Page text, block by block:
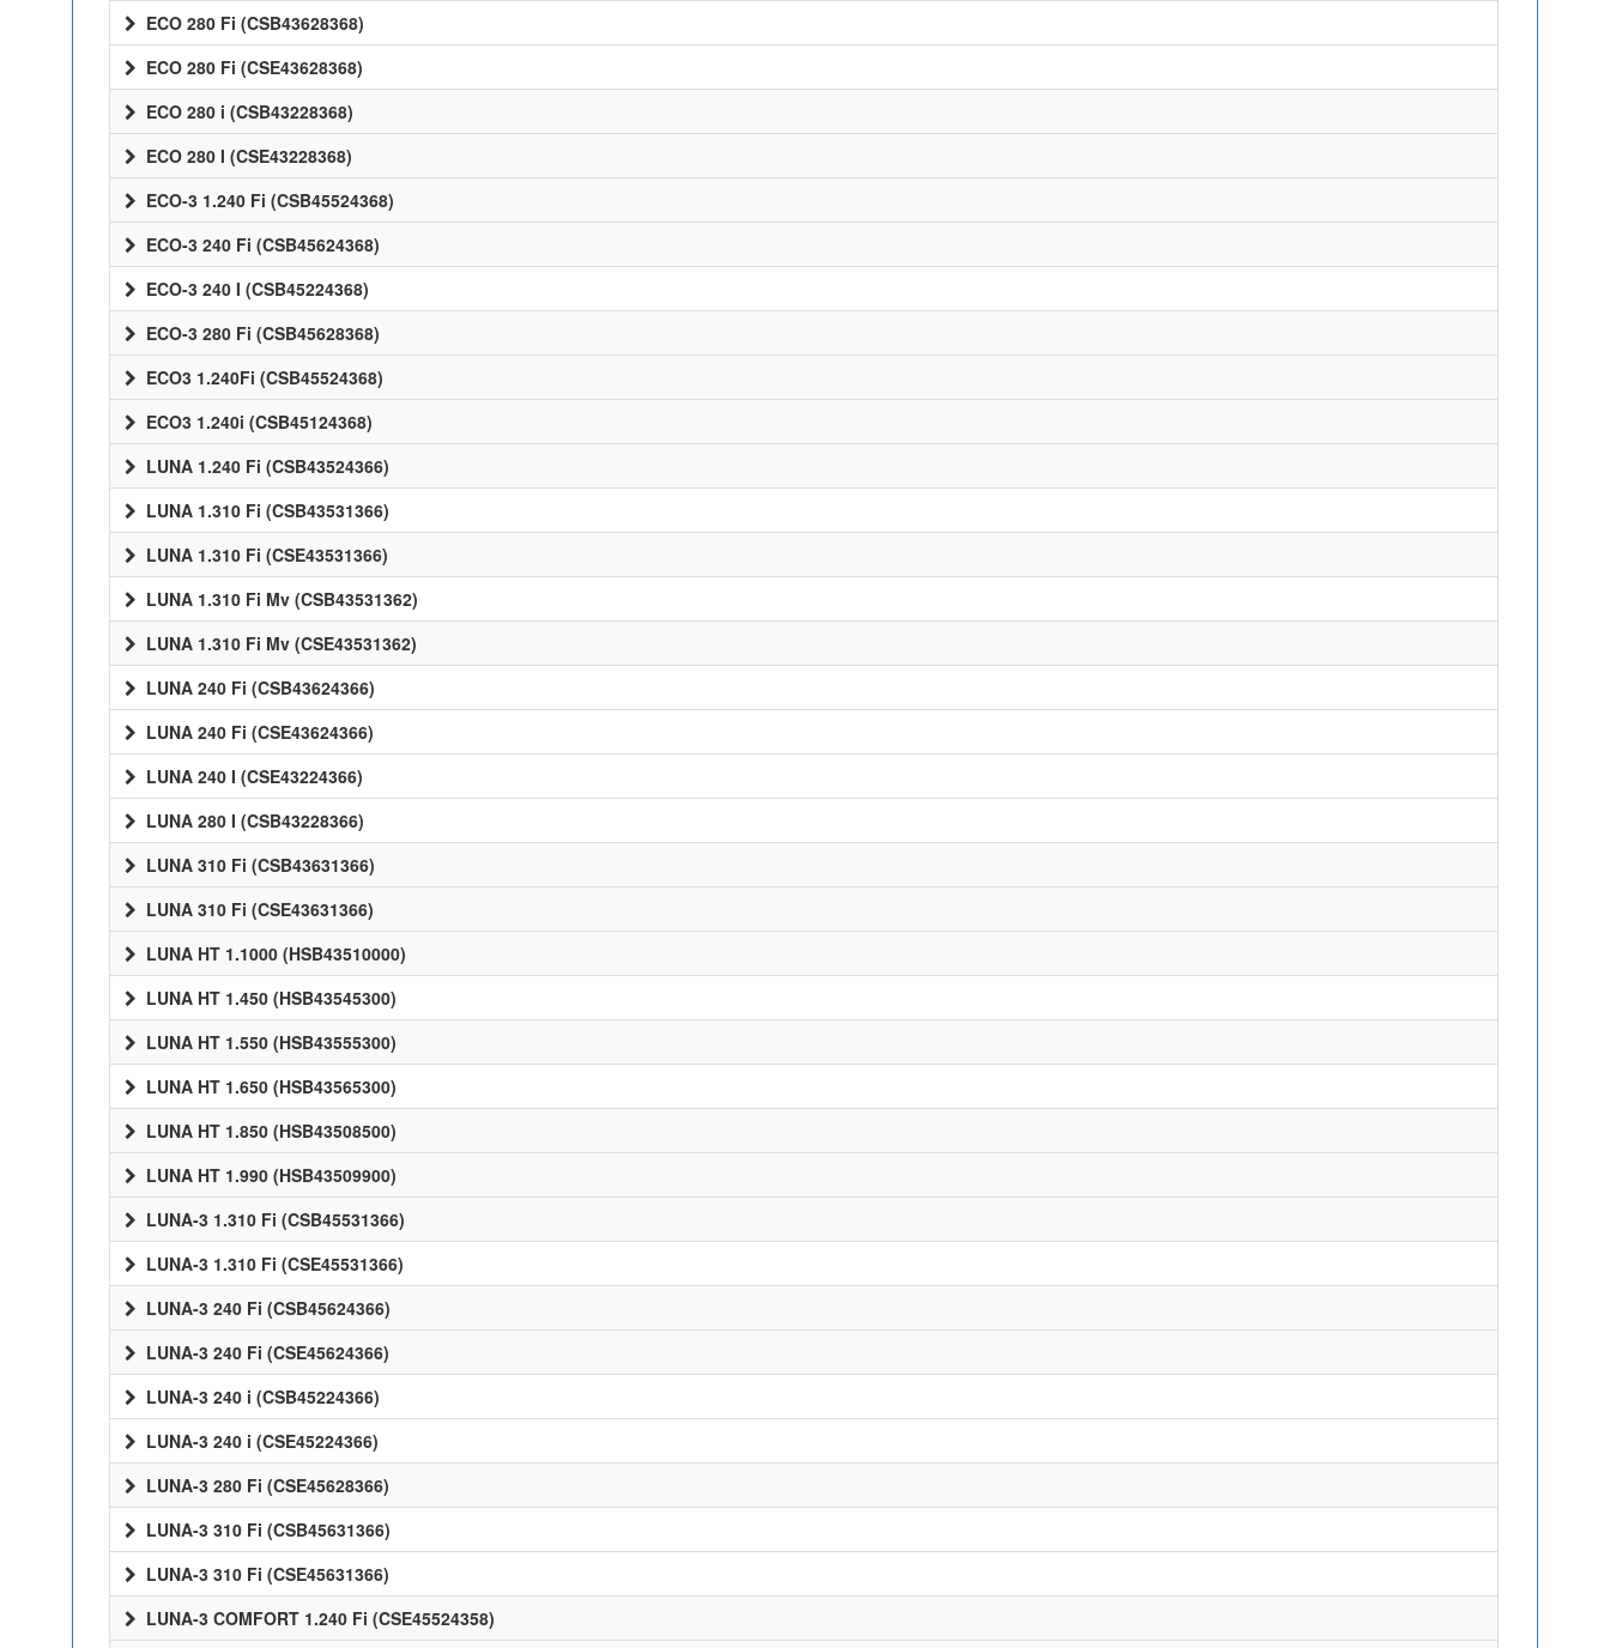
ECO 280 Fi (CSB43628368)
ECO 280 Fi (CSE43628368)
ECO 280 i (CSB43228368)
ECO 280 I (CSE43228368)
ECO-3 1.240 Fi (CSB45524368)
ECO-3 240 Fi (CSB45624368)
ECO-3 240 I (CSB45224368)
ECO-3 280 Fi (CSB45628368)
ECO3 1.240Fi (CSB45524368)
ECO3 1.240i (CSB45124368)
LUNA 1.240 Fi (CSB43524366)
LUNA 1.310 Fi (CSB43531366)
LUNA 1.310 Fi (CSE43531366)
LUNA 1.310 Fi Mv (CSB43531362)
LUNA 1.310 Fi Mv (CSE43531362)
LUNA 240 Fi (CSB43624366)
LUNA 240 Fi (CSE43624366)
LUNA 240 I (CSE43224366)
LUNA 280 I (CSB43228366)
LUNA 310 Fi (CSB43631366)
LUNA 310 Fi (CSE43631366)
LUNA HT 1.1000 (HSB43510000)
LUNA HT 1.450 (HSB43545300)
LUNA HT 1.550 (HSB43555300)
LUNA HT 1.650 (HSB43565300)
LUNA HT 1.850 (HSB43508500)
LUNA HT 1.990 (HSB43509900)
LUNA-3 1.310 Fi (CSB45531366)
LUNA-3 1.310 Fi (CSE45531366)
LUNA-3 240 Fi (CSB45624366)
LUNA-3 240 Fi (CSE45624366)
LUNA-3 240 i (CSB45224366)
LUNA-3 240 i (CSE45224366)
LUNA-3 280 Fi (CSE45628366)
LUNA-3 310 Fi (CSB45631366)
LUNA-3 310 Fi (CSE45631366)
LUNA-3 COMFORT 1.240 Fi (CSE45524358)